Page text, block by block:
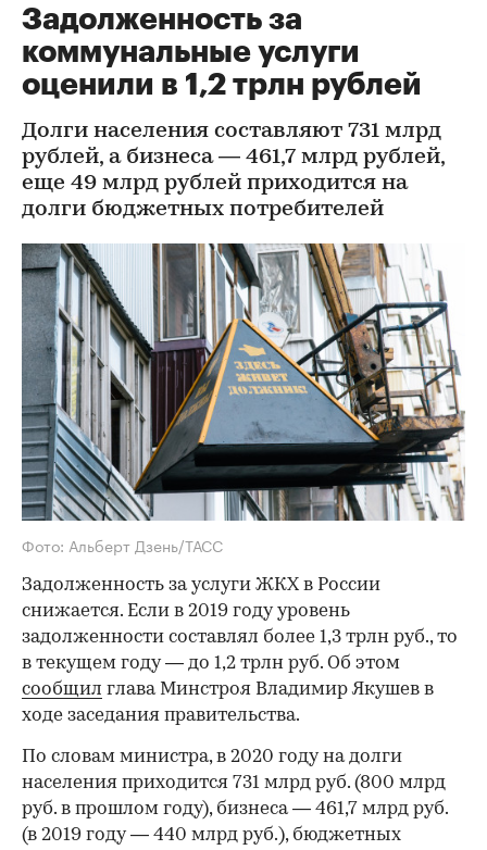
Задолженность за
коммунальные услуги
оценили в 1,2 трлн рублей
Долги населения составляют 731 млрд
рублей, а бизнеса — 461,7 млрд рублей,
еще 49 млрд рублей приходится на
долги бюджетных потребителей
Фото: Альберт Дзень/ТАСС
Задолженность за услуги ЖКХ в России
снижается. Если в 2019 году уровень
задолженности составлял более 1,3 трлн руб., то
в текущем году — до 1,2 трлн руб. Об этом
сообщил глава Минстроя Владимир Якушев в
ходе заседания правительства.
По словам министра, в 2020 году на долги
населения приходится 731 млрд руб. (800 млрд
руб. в прошлом году), бизнеса — 461,7 млрд руб.
(в 2019 году — 440 млрд руб.), бюджетных